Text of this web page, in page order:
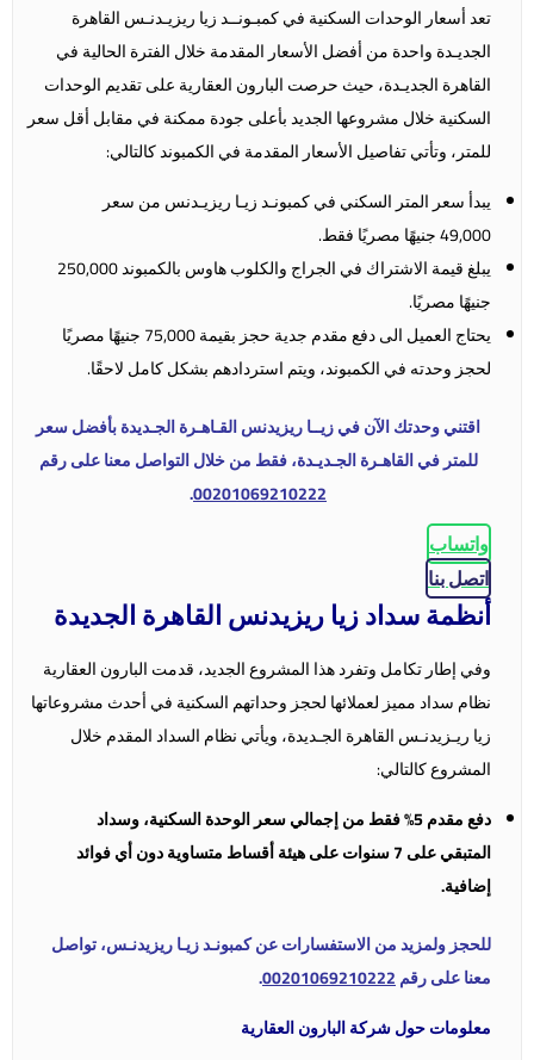
تعد أسعار الوحدات السكنية في كمبـونــد زيا ريزيـدنـس القاهرة
الجديـدة واحدة من أفضل الأسعار المقدمة خلال الفترة الحالية في
القاهرة الجديـدة، حيث حرصت البارون العقارية على تقديم الوحدات
السكنية خلال مشروعها الجديد بأعلى جودة ممكنة في مقابل أقل سعر
للمتر، وتأتي تفاصيل الأسعار المقدمة في الكمبوند كالتالي:
يبدأ سعر المتر السكني في كمبونـد زيـا ريزيـدنس من سعر
49,000 جنيهًا مصريًا فقط.
يبلغ قيمة الاشتراك في الجراج والكلوب هاوس بالكمبوند 250,000
جنيهًا مصريًا.
يحتاج العميل الى دفع مقدم جدية حجز بقيمة 75,000 جنيهًا مصريًا
لحجز وحدته في الكمبوند، ويتم استردادهم بشكل كامل لاحقًا.
اقتني وحدتك الآن في زيــا ريزيدنس القـاهـرة الجـديدة بأفضل سعر
للمتر في القاهـرة الجـديـدة، فقط من خلال التواصل معنا على رقم
00201069210222
.
واتساب
اتصل بنا
أنظمة سداد زيا ريزيدنس القاهرة الجديدة
وفي إطار تكامل وتفرد هذا المشروع الجديد، قدمت البارون العقارية
نظام سداد مميز لعملائها لحجز وحداتهم السكنية في أحدث مشروعاتها
زيا ريـزيدنـس القاهرة الجـديدة، ويأتي نظام السداد المقدم خلال
المشروع كالتالي:
دفع مقدم 5% فقط من إجمالي سعر الوحدة السكنية، وسداد
المتبقي على 7 سنوات على هيئة أقساط متساوية دون أي فوائد
إضافية.
للحجز ولمزيد من الاستفسارات عن كمبونـد زيـا ريزيدنـس، تواصل
معنا على رقم00201069210222
.
معلومات حول شركة البارون العقارية